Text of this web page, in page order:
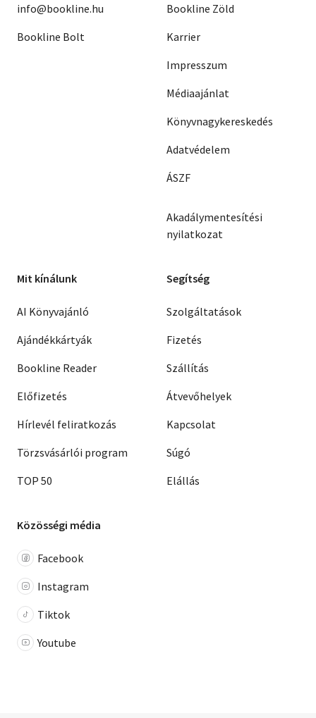
info@bookline.hu
Bookline Bolt
Bookline Zöld
Karrier
Impresszum
Médiaajánlat
Könyvnagykereskedés
Adatvédelem
ÁSZF
Akadálymentesítési
nyilatkozat
Mit kínálunk
AI Könyvajánló
Ajándékkártyák
Bookline Reader
Előfizetés
Hírlevél feliratkozás
Törzsvásárlói program
TOP 50
Segítség
Szolgáltatások
Fizetés
Szállítás
Átvevőhelyek
Kapcsolat
Súgó
Elállás
Közösségi média
Facebook
Instagram
Tiktok
Youtube